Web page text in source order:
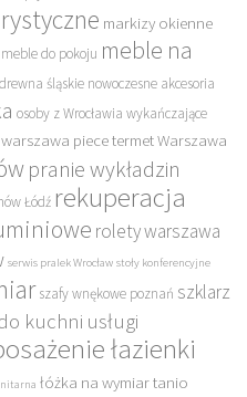
markizy okienne
meble do pokoju meble na
śląskie nowoczesne akcesoria
osoby z Wrocławia wykańczające
piece termet Warszawa
pranie wykładzin
Łódź rekuperacja
rolety warszawa
serwis pralek Wrocław stoły konferencyjne
szafy wnękowe poznań szklarz
kuchni usługi
łazienki
łóżka na wymiar tanio